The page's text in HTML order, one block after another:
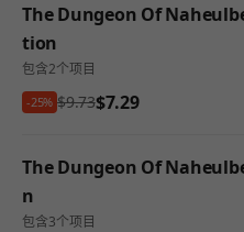
The Dungeon Of
tion
包含2个项目
-25% $9.73$7.29
The Dungeon Of
n
包含3个项目